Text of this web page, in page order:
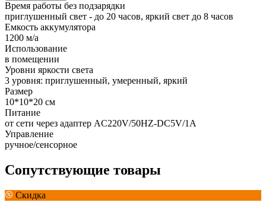
Время работы без подзарядки
приглушенный свет - до 20 часов, яркий свет до 8 часов
Емкость аккумулятора
1200 м/а
Использование
в помещении
Уровни яркости света
3 уровня: приглушенный, умеренный, яркий
Размер
10*10*20 см
Питание
от сети через адаптер AC220V/50HZ-DC5V/1A
Управление
ручное/сенсорное
Сопутствующие товары
Скидка